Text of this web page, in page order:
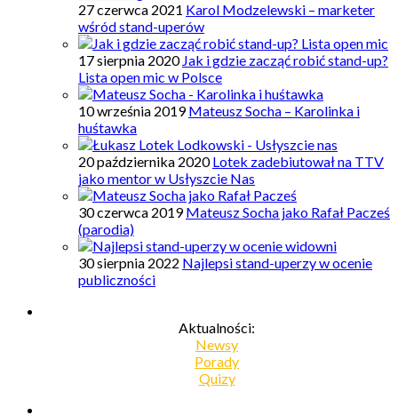
27 czerwca 2021 Karol Modzelewski – marketer
wśród stand-uperów
17 sierpnia 2020 Jak i gdzie zacząć robić stand-up?
Lista open mic w Polsce
10 września 2019 Mateusz Socha – Karolinka i
huśtawka
20 października 2020 Lotek zadebiutował na TTV
jako mentor w Usłyszcie Nas
30 czerwca 2019 Mateusz Socha jako Rafał Pacześ
(parodia)
30 sierpnia 2022 Najlepsi stand-uperzy w ocenie
publiczności
Aktualności:
Newsy
Porady
Quizy